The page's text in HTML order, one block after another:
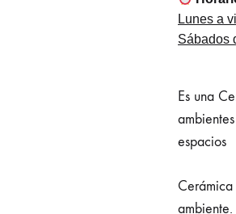
Lunes a
Sábados
Es una
espacios